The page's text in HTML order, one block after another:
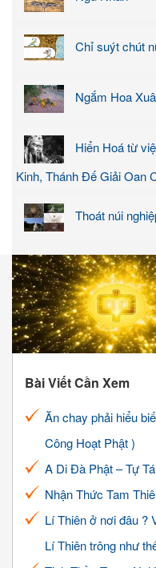
Chỉ suýt chút
Ngắm Hoa
Hiển Hoá từ
Kinh, Thánh Đế Giải Oan
Thoát núi
Bài Viết Cần Xem
Ăn chay phải hiểu
Công Hoạt Phật )
A Di Đà Phật – Tự
Nhận Thức Tam
Lí Thiên ở nơi đâu ?
Lí Thiên trông như